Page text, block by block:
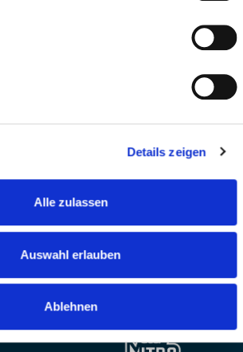
Details zeigen
Alle zulassen
Auswahl erlauben
Ablehnen